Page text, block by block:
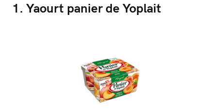
1. Yaourt panier de Yoplait